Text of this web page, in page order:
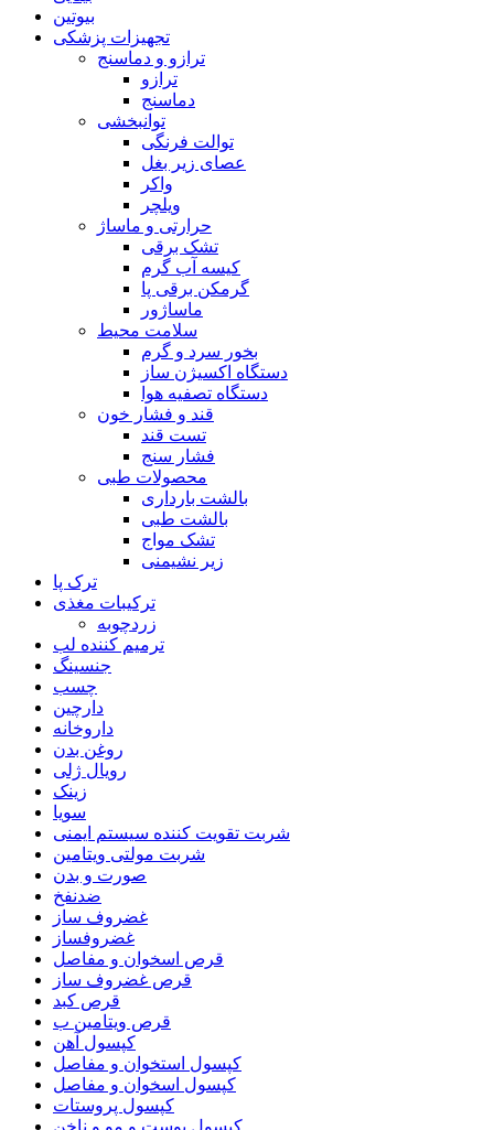
بیوتین
تجهیزات پزشکی
ترازو و دماسنج
ترازو
دماسنج
توانبخشی
توالت فرنگی
عصای زیر بغل
واکر
ویلچر
حرارتی و ماساژ
تشک برقی
کیسه آب گرم
گرمکن برقی پا
ماساژور
سلامت محیط
بخور سرد و گرم
دستگاه اکسیژن ساز
دستگاه تصفیه هوا
قند و فشار خون
تست قند
فشار سنج
محصولات طبی
بالشت بارداری
بالشت طبی
تشک مواج
زیر نشیمنی
ترک پا
ترکیبات مغذی
زردچوبه
ترمیم کننده لب
جنسینگ
چسب
دارچین
داروخانه
روغن بدن
رویال ژلی
زینک
سویا
شربت تقویت کننده سیستم ایمنی
شربت مولتی ویتامین
صورت و بدن
ضدنفخ
غضروف ساز
غضروفساز
قرص اسخوان و مفاصل
قرص غضروف ساز
قرص کبد
قرص ویتامین ب
کپسول آهن
کپسول استخوان و مفاصل
کپسول اسخوان و مفاصل
کپسول پروستات
کپسول پوست و مو و ناخن